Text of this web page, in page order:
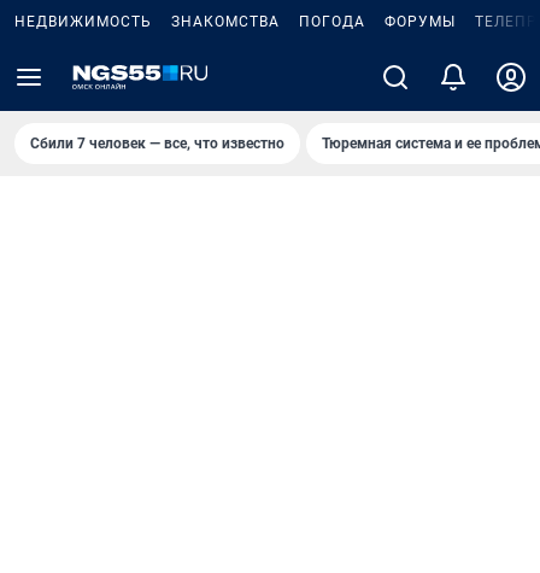
НЕДВИЖИМОСТЬ ЗНАКОМСТВА ПОГОДА ФОРУМЫ
Сбили 7 человек — все, что известно Тюремная система и ее